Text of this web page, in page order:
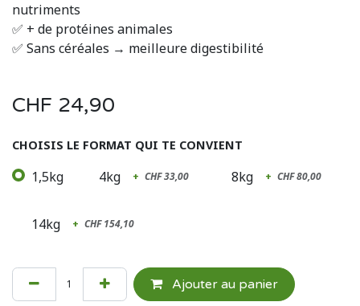
nutriments
✅ + de protéines animales
✅ Sans céréales → meilleure digestibilité
CHF 24,90
CHOISIS LE FORMAT QUI TE CONVIENT
1,5kg 4kg + CHF33,00 8kg + CHF80,00
14kg + CHF154,10
Ajouter au panier